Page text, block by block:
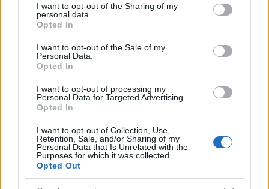
not limited to your visit or usage behaviour. You may click to
grant or deny consent to Google and its third-party tags to
use your data for below specified purposes in below Google
consent section.
I want to opt-out of the Sharing of my
personal data.
Opted In
I want to opt-out of the Sale of my
Personal Data.
Opted In
I want to opt-out of processing my
Personal Data for Targeted Advertising.
Opted In
I want to opt-out of Collection, Use,
Retention, Sale, and/or Sharing of my
Personal Data that Is Unrelated with the
Purposes for which it was collected.
Opted Out
Guía completa para la seguridad en
eventos masivos
Organizar un evento masivo seguro requiere planificación
meticulosa.…
SALUD Y BIENESTAR